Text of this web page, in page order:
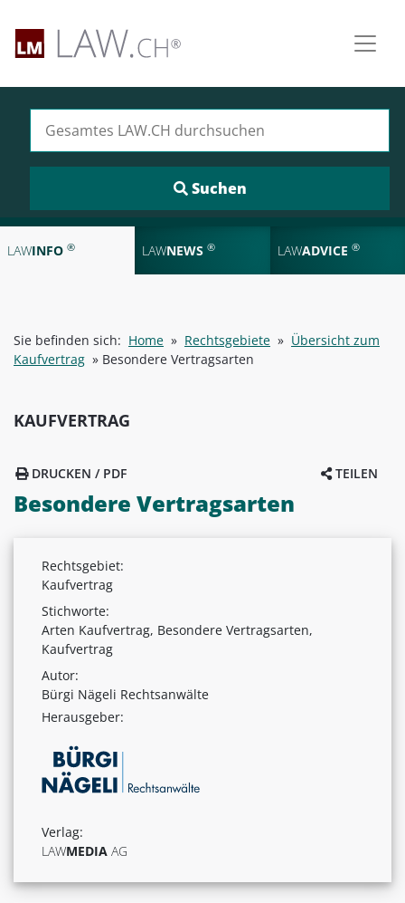
LAWINFO ® LAWNEWS ® LAWADVICE ®
Sie befinden sich: Home » Rechtsgebiete » Übersicht zum
Kaufvertrag » Besondere Vertragsarten
KAUFVERTRAG
TEILEN
DRUCKEN / PDF
Besondere Vertragsarten
Rechtsgebiet:
Kaufvertrag
Stichworte:
Arten Kaufvertrag, Besondere Vertragsarten,
Kaufvertrag
Autor:
Bürgi Nägeli Rechtsanwälte
Herausgeber:
Verlag:
LAWMEDIA AG